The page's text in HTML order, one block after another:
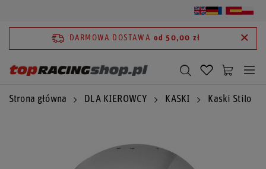
DARMOWA DOSTAWA od 50,00 zł
Strona główna DLA KIEROWCY KASKI Kaski Stilo